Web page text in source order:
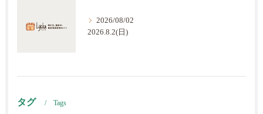
2026/08/02
2026.8.2(日)
タグ Tags